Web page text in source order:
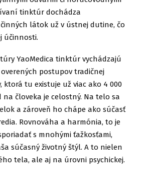
tinktúr dochádza
látok už v ústnej dutine, čo
účinnosti.
YaoMedica tinktúr vychádzajú
postupov tradičnej
ktorá tu existuje už viac ako 4 000
na človeka je celostný. Na telo sa
a zároveň ho chápe ako súčasť
Rovnováha a harmónia, to je
s mnohými ťažkosťami,
súčasný životný štýl. A to nielen
tela, ale aj na úrovni psychickej.